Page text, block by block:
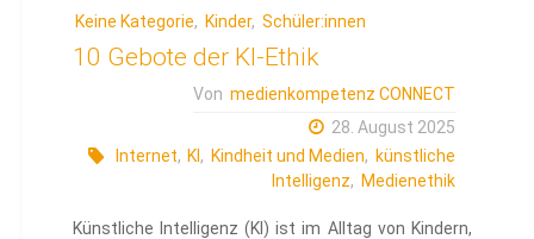
Keine Kategorie, Kinder, Schüler:innen
10 Gebote der KI-Ethik
Von medienkompetenz CONNECT
28. August 2025
Internet, KI , Kindheit und Medien, künstliche
Intelligenz, Medienethik
Künstliche Intelligenz (KI) ist im Alltag von Kindern,